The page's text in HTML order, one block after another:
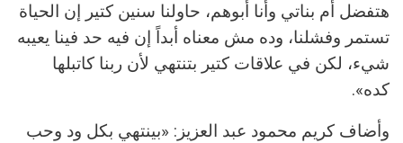
هتفضل أم بناتي وأنا أبوهم، حاولنا سنين كتير إن الحياة
تستمر وفشلنا، وده مش معناه أبداً إن فيه حد فينا يعيبه
شيء، لكن في علاقات كتير بتنتهي لأن ربنا كاتبلها
كده».
وأضاف كريم محمود عبد العزيز: «بينتهي بكل ود وحب